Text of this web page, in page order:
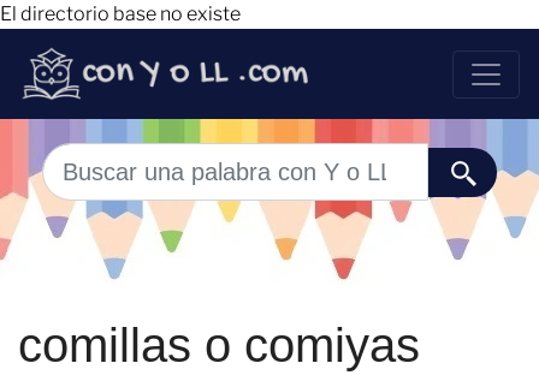
El directorio base no existe
comillas o comiyas